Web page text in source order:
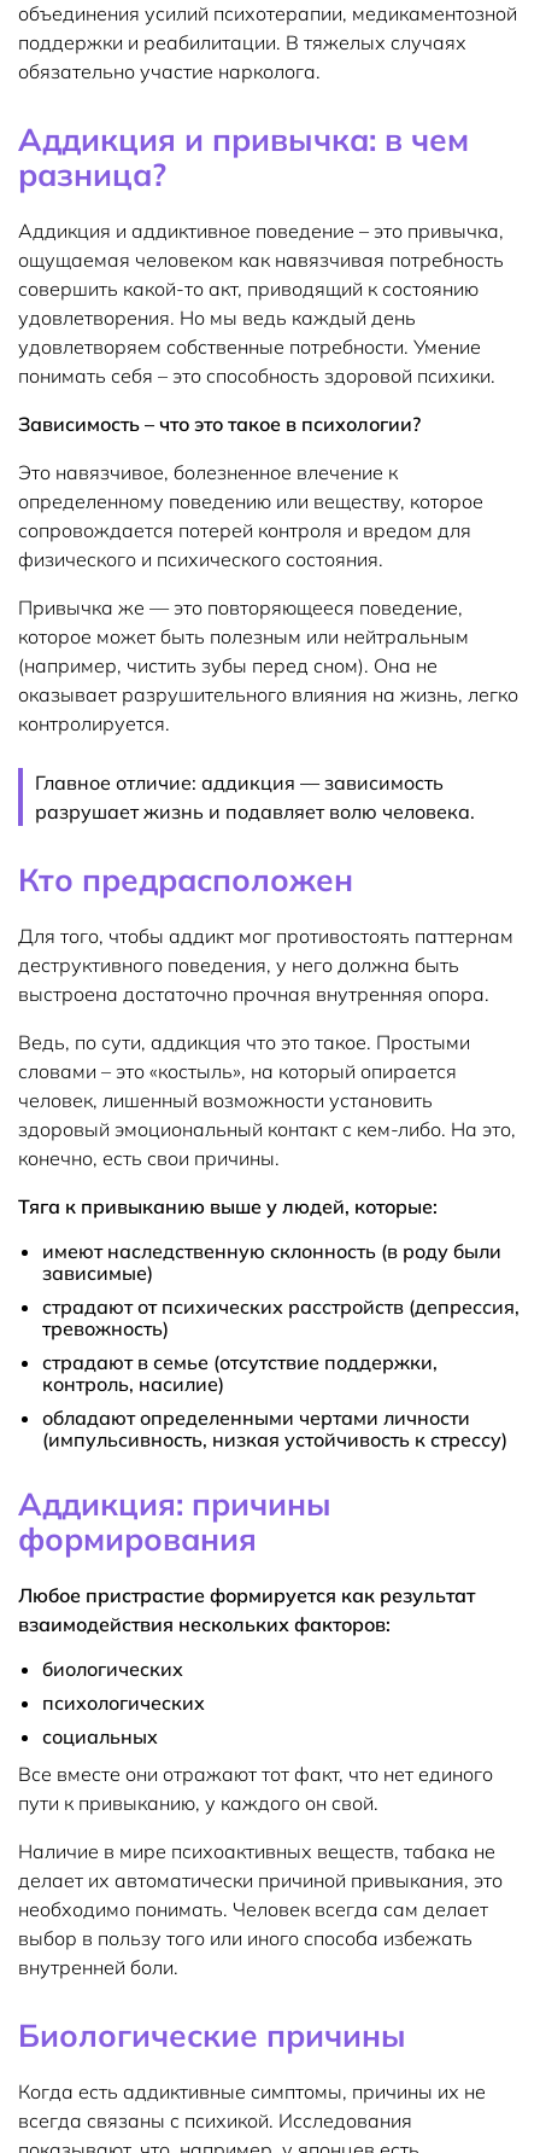
объединения усилий психотерапии, медикаментозной
поддержки и реабилитации. В тяжелых случаях
обязательно участие нарколога.
Аддикция и привычка: в чем
разница?
Аддикция и аддиктивное поведение – это привычка,
ощущаемая человеком как навязчивая потребность
совершить какой-то акт, приводящий к состоянию
удовлетворения. Но мы ведь каждый день
удовлетворяем собственные потребности. Умение
понимать себя – это способность здоровой психики.
Зависимость – что это такое в психологии?
Это навязчивое, болезненное влечение к
определенному поведению или веществу, которое
сопровождается потерей контроля и вредом для
физического и психического состояния.
Привычка же — это повторяющееся поведение,
которое может быть полезным или нейтральным
(например, чистить зубы перед сном). Она не
оказывает разрушительного влияния на жизнь, легко
контролируется.
Главное отличие: аддикция — зависимость
разрушает жизнь и подавляет волю человека.
Кто предрасположен
Для того, чтобы аддикт мог противостоять паттернам
деструктивного поведения, у него должна быть
выстроена достаточно прочная внутренняя опора.
Ведь, по сути, аддикция что это такое. Простыми
словами – это «костыль», на который опирается
человек, лишенный возможности установить
здоровый эмоциональный контакт с кем-либо. На это,
конечно, есть свои причины.
Тяга к привыканию выше у людей, которые:
имеют наследственную склонность (в роду были
зависимые)
страдают от психических расстройств (депрессия,
тревожность)
страдают в семье (отсутствие поддержки,
контроль, насилие)
обладают определенными чертами личности
(импульсивность, низкая устойчивость к стрессу)
Аддикция: причины
формирования
Любое пристрастие формируется как результат
взаимодействия нескольких факторов:
биологических
психологических
социальных
Все вместе они отражают тот факт, что нет единого
пути к привыканию, у каждого он свой.
Наличие в мире психоактивных веществ, табака не
делает их автоматически причиной привыкания, это
необходимо понимать. Человек всегда сам делает
выбор в пользу того или иного способа избежать
внутренней боли.
Биологические причины
Когда есть аддиктивные симптомы, причины их не
всегда связаны с психикой. Исследования